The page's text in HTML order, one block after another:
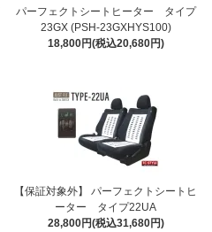
パーフェクトシートヒーター タイプ
23GX (PSH-23GXHYS100)
18,800円(税込20,680円)
【保証対象外】 パーフェクトシートヒ
ーター タイプ22UA
28,800円(税込31,680円)